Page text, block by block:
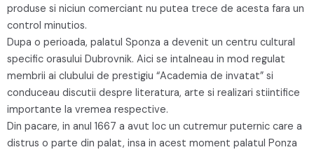
produse si niciun comerciant nu putea trece de acesta fara un
control minutios.
Dupa o perioada, palatul Sponza a devenit un centru cultural
specific orasului Dubrovnik. Aici se intalneau in mod regulat
membrii ai clubului de prestigiu “Academia de invatat” si
conduceau discutii despre literatura, arte si realizari stiintifice
importante la vremea respective.
Din pacare, in anul 1667 a avut loc un cutremur puternic care a
distrus o parte din palat, insa in acest moment palatul Ponza